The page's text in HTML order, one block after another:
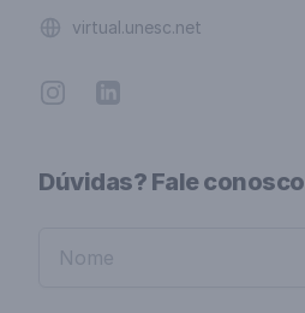
Websitevirtual.unesc.net
InstagramLinkedin
Dúvidas? Fale conosco